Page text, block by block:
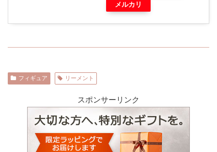
メルカリ
フィギュア リーメント
スポンサーリンク